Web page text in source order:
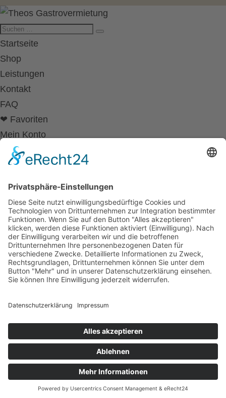
Startseite
Shop
Leistungen
Kontakt
FAQ
❤ Favoriten
Mein Konto
Betriebsferien
Wir befinden uns vom
19.12.2025 bis einschließlich 07.01.2026
in unseren Betriebsferien.
In dieser Zeit werden Anfragen
kann es zu Verzögerungen bei der
Beantwortung kommen.